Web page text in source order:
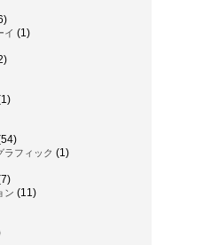
イ (1)
ラフィック (1)
ン (11)